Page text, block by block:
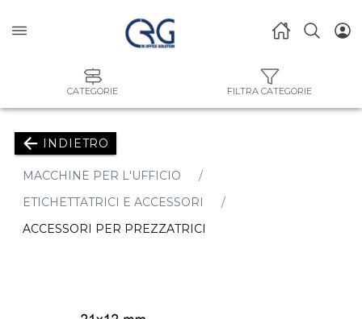
CATEGORIE FILTRA CATEGORIE
INDIETRO
MACCHINE PER L'UFFICIO
ETICHETTATRICI E ACCESSORI
ACCESSORI PER PREZZATRICI